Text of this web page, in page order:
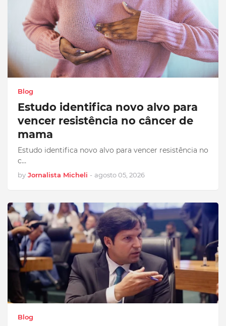
Blog
Estudo identifica novo alvo para
vencer resistência no câncer de
mama
Estudo identifica novo alvo para vencer resistência no
c…
by Jornalista Micheli - agosto 05, 2026
Blog